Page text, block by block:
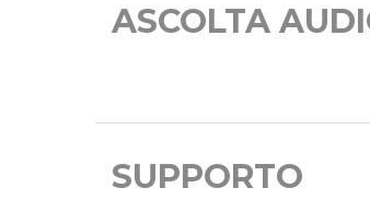
ASCOLTA
SUPPORTO